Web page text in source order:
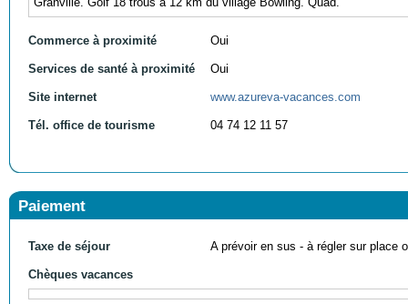
Commerce à proximité Oui
Services de santé à proximité Oui
Site internet www.azureva-vacances.com
Tél. office de tourisme 04 74 12 11 57
Paiement
Taxe de séjour A prévoir en sus - à régler sur place
Chèques vacances